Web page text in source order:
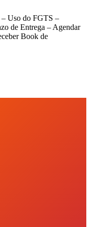
– Uso do FGTS –
de Entrega – Agendar
Book de